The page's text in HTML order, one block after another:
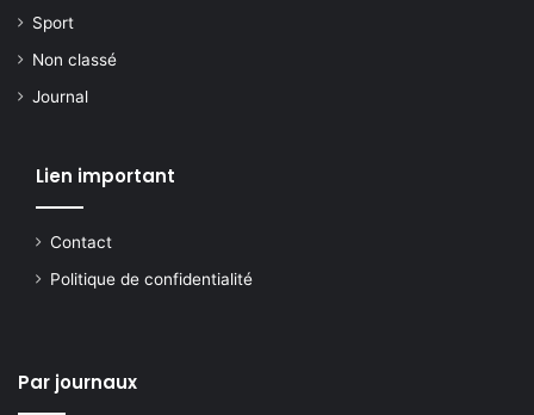
Sport
Non classé
Journal
Lien important
Contact
Politique de confidentialité
Par journaux